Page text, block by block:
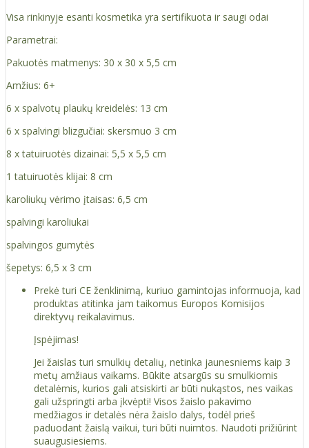
Visa rinkinyje esanti kosmetika yra sertifikuota ir saugi odai
Parametrai:
Pakuotės matmenys: 30 x 30 x 5,5 cm
Amžius: 6+
6 x spalvotų plaukų kreidelės: 13 cm
6 x spalvingi blizgučiai: skersmuo 3 cm
8 x tatuiruotės dizainai: 5,5 x 5,5 cm
1 tatuiruotės klijai: 8 cm
karoliukų vėrimo įtaisas: 6,5 cm
spalvingi karoliukai
spalvingos gumytės
šepetys: 6,5 x 3 cm
Prekė turi CE ženklinimą, kuriuo gamintojas informuoja, kad
produktas atitinka jam taikomus Europos Komisijos
direktyvų reikalavimus.
Įspėjimas!
Jei žaislas turi smulkių detalių, netinka jaunesniems kaip 3
metų amžiaus vaikams. Būkite atsargūs su smulkiomis
detalėmis, kurios gali atsiskirti ar būti nukąstos, nes vaikas
gali užspringti arba įkvėpti! Visos žaislо pakavimo
medžiagos ir detalės nėra žaislo dalys, todėl prieš
paduodant žaislą vaikui, turi būti nuimtos. Naudoti prižiūrint
suaugusiesiems.